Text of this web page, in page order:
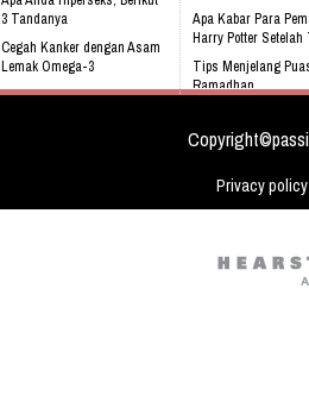
3 Tandanya
Cegah Kanker dengan Asam
Lemak Omega-3
Bahaya Mendengkur
Apa Kabar Para
Harry Potter Setelah
Tips Menjelang
Ramadhan
Love Indonesia
Privacy policy